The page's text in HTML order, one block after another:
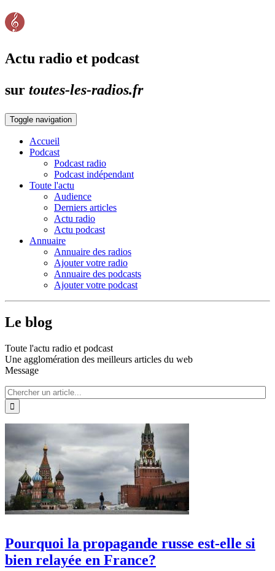
Actu radio et podcast
sur toutes-les-radios.fr
Toggle navigation
Accueil
Podcast
Podcast radio
Podcast indépendant
Toute l'actu
Audience
Derniers articles
Actu radio
Actu podcast
Annuaire
Annuaire des radios
Ajouter votre radio
Annuaire des podcasts
Ajouter votre podcast
Le blog
Toute l'actu radio et podcast
Une agglomération des meilleurs articles du web
Message
Pourquoi la propagande russe est-elle si
bien relayée en France?